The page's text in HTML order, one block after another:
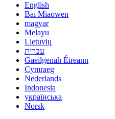
English
Bai Miaowen
magyar
Melayu
Lietuvių
עברית
Gaeilgenah Éireann
Cymraeg
Nederlands
Indonesia
українська
Norsk